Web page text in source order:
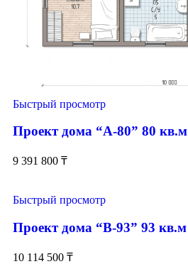
Быстрый просмотр
Проект дома “А-80” 80 кв.м
9 391 800 ₸
Быстрый просмотр
Проект дома “В-93” 93 кв.м
10 114 500 ₸